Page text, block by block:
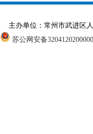
主办单位：常州市武进
苏公网安备